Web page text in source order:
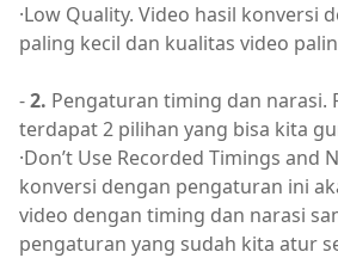
·Low Quality. Video hasil konversi
paling kecil dan kualitas video
-2. Pengaturan timing dan narasi.
terdapat 2 pilihan yang bisa kita
·Don’t Use Recorded Timings and
konversi dengan pengaturan ini
video dengan timing dan narasi
pengaturan yang sudah kita atur